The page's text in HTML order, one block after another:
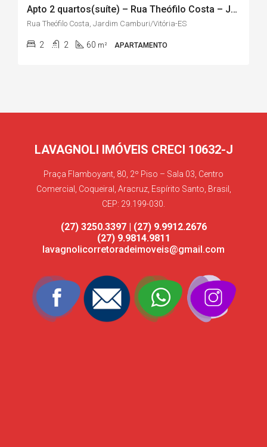
Apto 2 quartos(suíte) – Rua Theófilo Costa – Jardim Camburi/Vitória-ES
Rua Theófilo Costa, Jardim Camburi/Vitória-ES
2 2 60 m² APARTAMENTO
LAVAGNOLI IMÓVEIS CRECI 10632-J
Praça Flamboyant, 80, 2º Piso – Sala 03, Centro
Comercial, Coqueiral, Aracruz, Espírito Santo, Brasil,
CEP: 29.199-030.
(27) 3250.3397 | (27) 9.9912.2676
(27) 9.9814.9811
lavagnolicorretoradeimoveis@gmail.com